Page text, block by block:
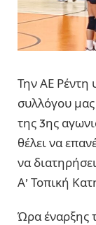
Την ΑΕ Ρέντη
συλλόγου
της 3ης
θέλει να
να
Α’ Τοπική
Ώρα έναρξης